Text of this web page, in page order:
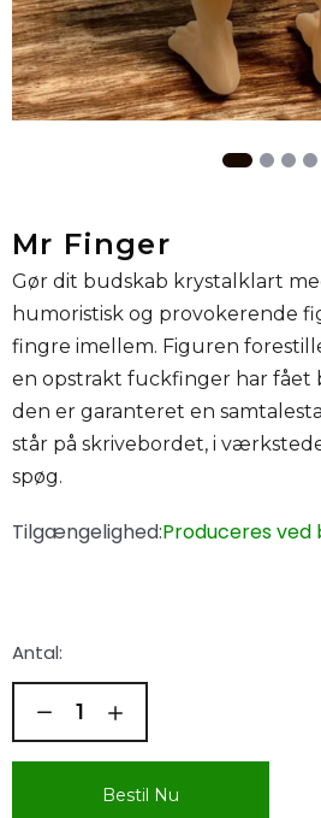
Mr Finger
Gør dit budskab krystalklart
humoristisk og provokerende
fingre imellem. Figuren
en opstrakt fuckfinger har fået
den er garanteret en
står på skrivebordet, i
spøg.
Tilgængelighed:Produceres ved
Antal:
Bestil Nu